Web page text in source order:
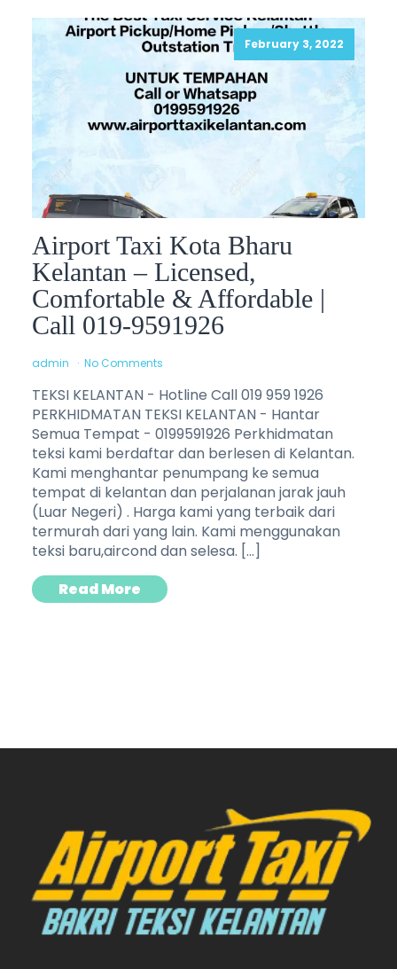
February 3, 2022
Airport Taxi Kota Bharu
Kelantan – Licensed,
Comfortable & Affordable |
Call 019-9591926
admin No Comments
TEKSI KELANTAN - Hotline Call 019 959 1926
PERKHIDMATAN TEKSI KELANTAN - Hantar
Semua Tempat - 0199591926 Perkhidmatan
teksi kami berdaftar dan berlesen di Kelantan.
Kami menghantar penumpang ke semua
tempat di kelantan dan perjalanan jarak jauh
(Luar Negeri) . Harga kami yang terbaik dari
termurah dari yang lain. Kami menggunakan
teksi baru,aircond dan selesa. […]
Read More